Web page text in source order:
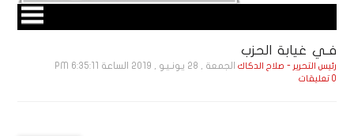
فـي غيابة الحزب
رئيس التحرير - صلاح الدكاك الجمعة , 28 يـونـيـو , 2019 الساعة 6:35:11 PM
0 تعليقات